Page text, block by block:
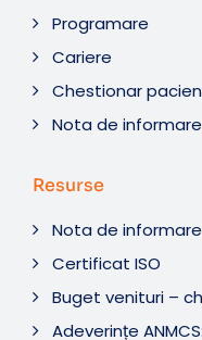
Programare
Cariere
Chestionar
Nota de
Resurse
Nota de
Certificat ISO
Buget venituri –
Adeverințe